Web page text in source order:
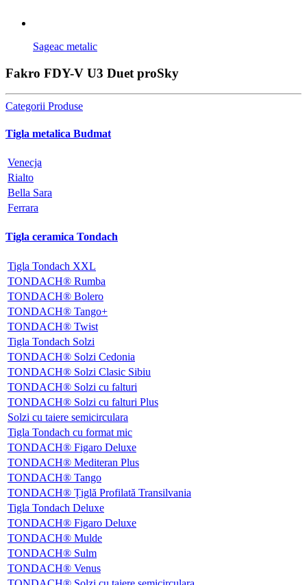
Sageac metalic
Fakro FDY-V U3 Duet proSky
Categorii Produse
Tigla metalica Budmat
Venecja
Rialto
Bella Sara
Ferrara
Tigla ceramica Tondach
Tigla Tondach XXL
TONDACH® Rumba
TONDACH® Bolero
TONDACH® Tango+
TONDACH® Twist
Tigla Tondach Solzi
TONDACH® Solzi Cedonia
TONDACH® Solzi Clasic Sibiu
TONDACH® Solzi cu falturi
TONDACH® Solzi cu falturi Plus
Solzi cu taiere semicirculara
Tigla Tondach cu format mic
TONDACH® Figaro Deluxe
TONDACH® Mediteran Plus
TONDACH® Tango
TONDACH® Țiglă Profilată Transilvania
Tigla Tondach Deluxe
TONDACH® Figaro Deluxe
TONDACH® Mulde
TONDACH® Sulm
TONDACH® Venus